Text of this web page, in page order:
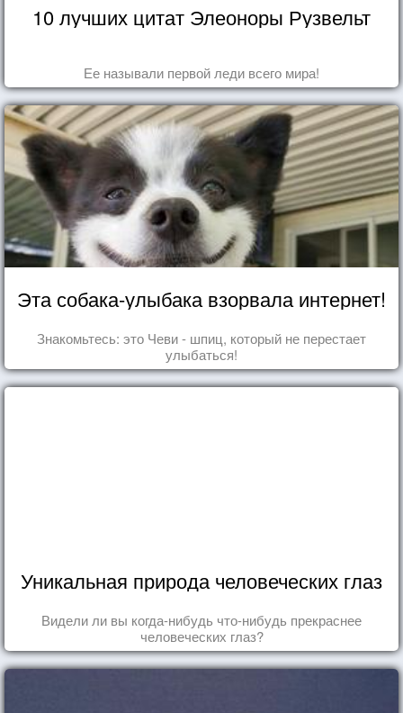
10 лучших цитат Элеоноры Рузвельт
Ее называли первой леди всего мира!
Эта собака-улыбака взорвала интернет!
Знакомьтесь: это Чеви - шпиц, который не перестает
улыбаться!
Уникальная природа человеческих глаз
Видели ли вы когда-нибудь что-нибудь прекраснее
человеческих глаз?